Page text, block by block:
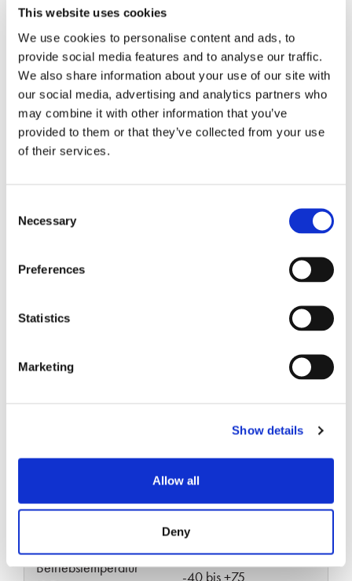
This website uses cookies
We use cookies to personalise content and ads, to
provide social media features and to analyse our traffic.
We also share information about your use of our site with
our social media, advertising and analytics partners who
may combine it with other information that you’ve
provided to them or that they’ve collected from your use
of their services.
Selection
Necessary
Preferences
Statistics
Marketing
Show details
Allow all
Deny
Präzisions-Zirkonoxid-Ausrichthülsen
Konform mit Telcordia, ANSI, TIA und IEC
NEUESTE MEDIEN
PARAMETER SPEZIFIKATIONEN
Einfügedämpfung
0.20
Betriebstemperatur
-40 bis +75